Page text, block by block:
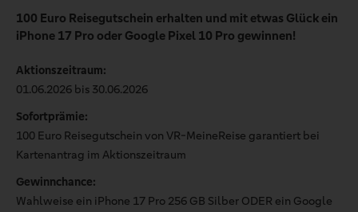
100 Euro Reisegutschein erhalten und mit etwas Glück ein
iPhone 17 Pro oder Google Pixel 10 Pro gewinnen!
Aktionszeitraum:
01.06.2026 bis 30.06.2026
Sofortprämie:
100 Euro Reisegutschein von VR-MeineReise garantiert bei
Kartenantrag im Aktionszeitraum
Gewinnchance:
Wahlweise ein iPhone 17 Pro 256 GB Silber ODER ein Google